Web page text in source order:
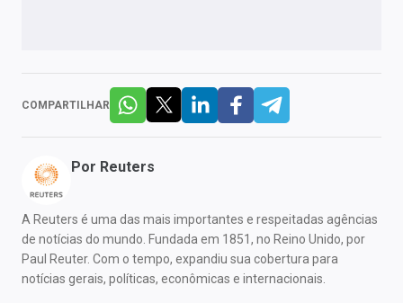
COMPARTILHAR
Por Reuters
A Reuters é uma das mais importantes e respeitadas agências
de notícias do mundo. Fundada em 1851, no Reino Unido, por
Paul Reuter. Com o tempo, expandiu sua cobertura para
notícias gerais, políticas, econômicas e internacionais.